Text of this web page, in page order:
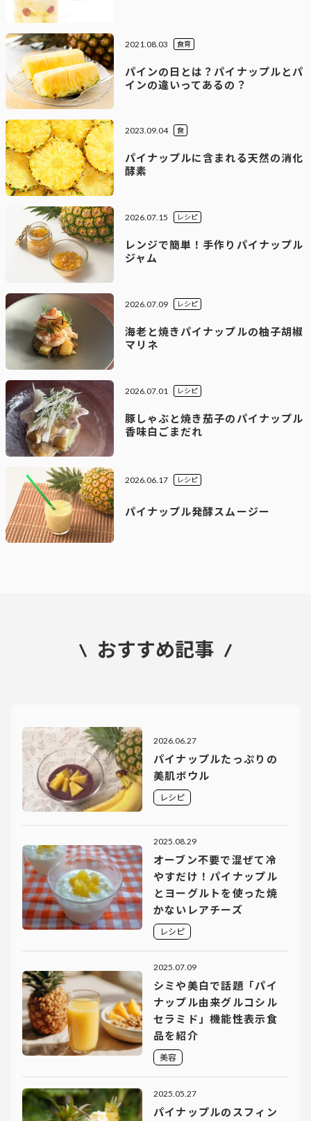
2021.08.03
パインの日とは？パイナップルとパ
インの違いってあるの？
食育
2023.09.04
パイナップルに含まれる天然の消化
酵素
食
2026.07.15
レンジで簡単！手作りパイナップル
ジャム
レシピ
2026.07.09
海老と焼きパイナップルの柚子胡椒
マリネ
レシピ
2026.07.01
豚しゃぶと焼き茄子のパイナップル
香味白ごまだれ
レシピ
2026.06.17
パイナップル発酵スムージー
レシピ
おすすめ記事
2026.06.27
パイナップルたっぷりの
美肌ボウル
レシピ
2025.08.29
オーブン不要で混ぜて冷
やすだけ！パイナップル
とヨーグルトを使った焼
かないレアチーズ
レシピ
2025.07.09
シミや美白で話題「パイ
ナップル由来グルコシル
セラミド」機能性表示食
品を紹介
美容
2025.05.27
パイナップルのスフィン